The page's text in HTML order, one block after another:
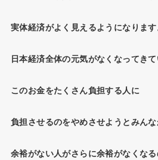
実体経済がよく見えるようになります
日本経済全体の元気がなくなってき
このお金をたくさん負担する人に
負担させるのをやめさせようとみん
余裕がない人がさらに余裕がなくなる